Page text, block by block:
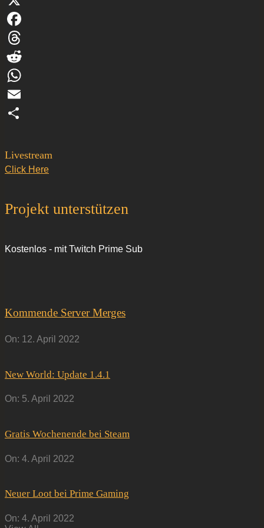
X
Facebook
Threads
Reddit
WhatsApp
Email
Livestream
Click Here
Projekt unterstützen
Kostenlos - mit Twitch Prime Sub
Kommende Server Merges
On: 12. April 2022
New World: Update 1.4.1
On: 5. April 2022
Gratis Wochenende bei Steam
On: 4. April 2022
Neuer Loot bei Prime Gaming
On: 4. April 2022